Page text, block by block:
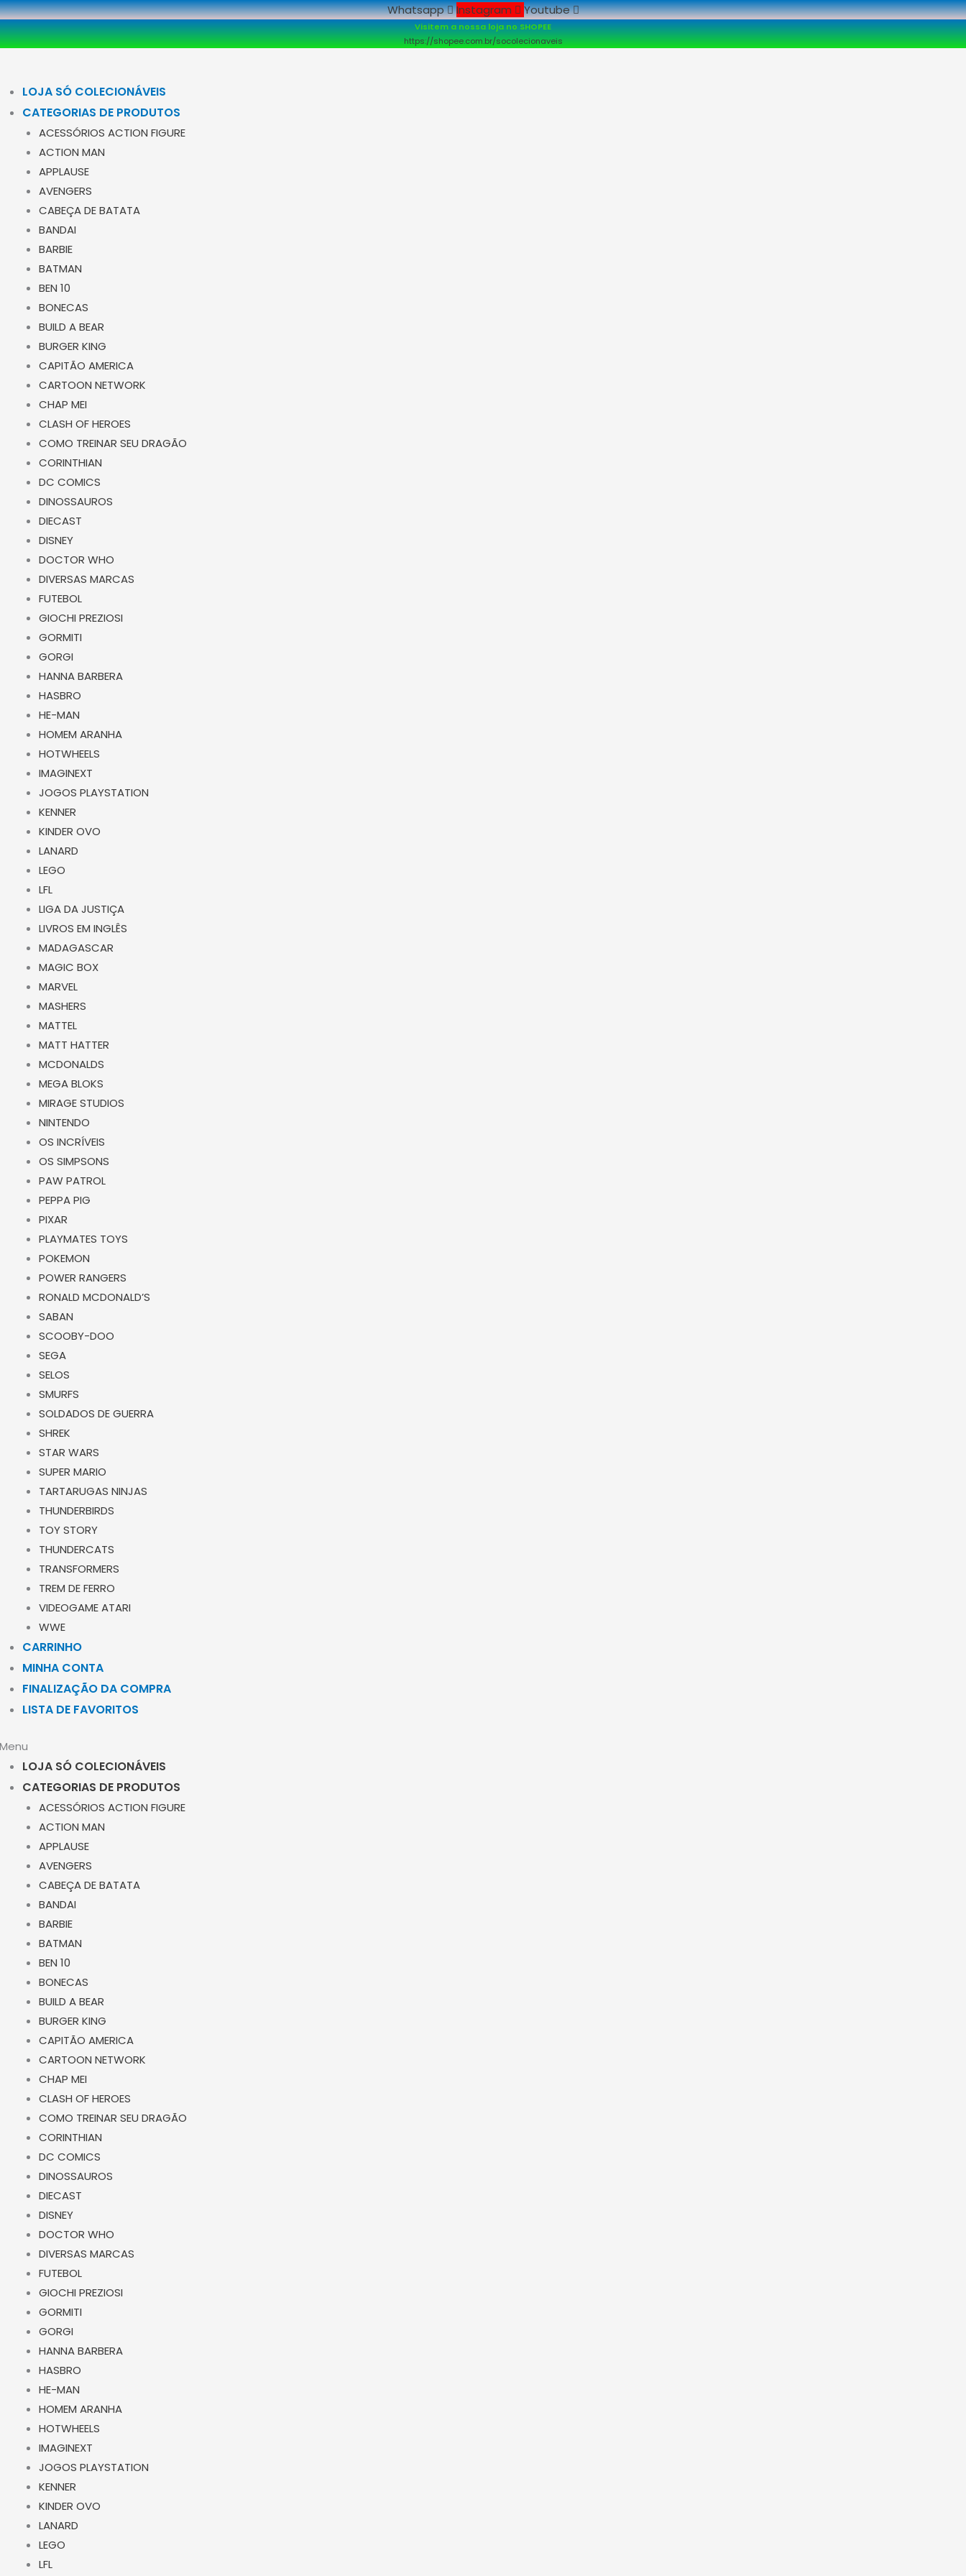
Ir
para
o
Whatsapp Instagram Youtube
Visitem a nossa loja no SHOPEE
https://shopee.com.br/socolecionaveis
LOJA SÓ COLECIONÁVEIS
CATEGORIAS DE PRODUTOS
ACESSÓRIOS ACTION FIGURE
ACTION MAN
APPLAUSE
AVENGERS
CABEÇA DE BATATA
BANDAI
BARBIE
BATMAN
BEN 10
BONECAS
BUILD A BEAR
BURGER KING
CAPITÃO AMERICA
CARTOON NETWORK
CHAP MEI
CLASH OF HEROES
COMO TREINAR SEU DRAGÃO
CORINTHIAN
DC COMICS
DINOSSAUROS
DIECAST
DISNEY
DOCTOR WHO
DIVERSAS MARCAS
FUTEBOL
GIOCHI PREZIOSI
GORMITI
GORGI
HANNA BARBERA
HASBRO
HE-MAN
HOMEM ARANHA
HOTWHEELS
IMAGINEXT
JOGOS PLAYSTATION
KENNER
KINDER OVO
LANARD
LEGO
LFL
LIGA DA JUSTIÇA
LIVROS EM INGLÊS
MADAGASCAR
MAGIC BOX
MARVEL
MASHERS
MATTEL
MATT HATTER
MCDONALDS
MEGA BLOKS
MIRAGE STUDIOS
NINTENDO
OS INCRÍVEIS
OS SIMPSONS
PAW PATROL
PEPPA PIG
PIXAR
PLAYMATES TOYS
POKEMON
POWER RANGERS
RONALD MCDONALD’S
SABAN
SCOOBY-DOO
SEGA
SELOS
SMURFS
SOLDADOS DE GUERRA
SHREK
STAR WARS
SUPER MARIO
TARTARUGAS NINJAS
THUNDERBIRDS
TOY STORY
THUNDERCATS
TRANSFORMERS
TREM DE FERRO
VIDEOGAME ATARI
WWE
CARRINHO
MINHA CONTA
FINALIZAÇÃO DA COMPRA
LISTA DE FAVORITOS
Menu
LOJA SÓ COLECIONÁVEIS
CATEGORIAS DE PRODUTOS
ACESSÓRIOS ACTION FIGURE
ACTION MAN
APPLAUSE
AVENGERS
CABEÇA DE BATATA
BANDAI
BARBIE
BATMAN
BEN 10
BONECAS
BUILD A BEAR
BURGER KING
CAPITÃO AMERICA
CARTOON NETWORK
CHAP MEI
CLASH OF HEROES
COMO TREINAR SEU DRAGÃO
CORINTHIAN
DC COMICS
DINOSSAUROS
DIECAST
DISNEY
DOCTOR WHO
DIVERSAS MARCAS
FUTEBOL
GIOCHI PREZIOSI
GORMITI
GORGI
HANNA BARBERA
HASBRO
HE-MAN
HOMEM ARANHA
HOTWHEELS
IMAGINEXT
JOGOS PLAYSTATION
KENNER
KINDER OVO
LANARD
LEGO
LFL